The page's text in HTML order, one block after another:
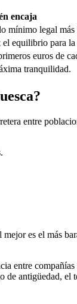
encaja
mínimo legal más
equilibrio para
euros de
tranquilidad.
entre
es el más
entre
antigüedad, el